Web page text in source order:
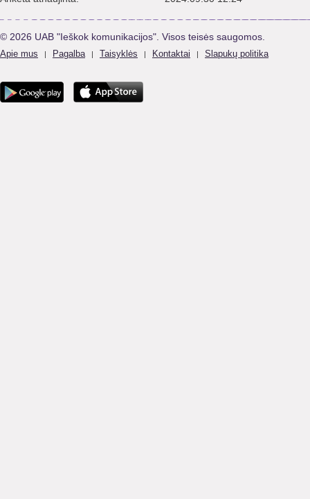
© 2026 UAB "Ieškok komunikacijos". Visos teisės saugomos.
Apie mus | Pagalba | Taisyklės | Kontaktai | Slapukų politika